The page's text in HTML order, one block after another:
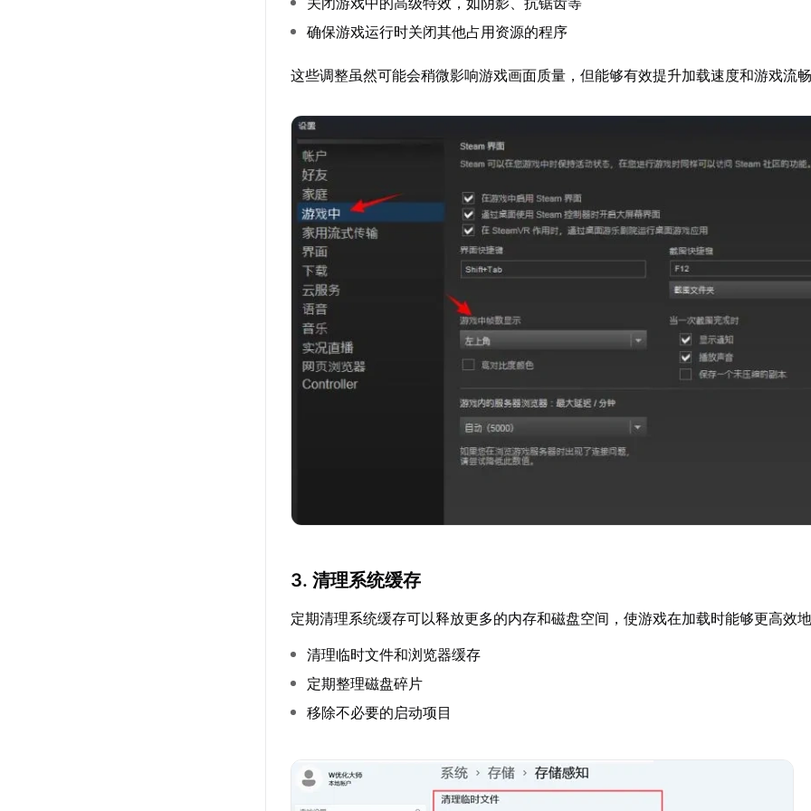
确保游戏运行时关闭其他占用资源的程序
这些调整虽然可能会稍微影响游戏画面质量，但能够有效提升加载速度和游戏流
3. 清理系统缓存
定期清理系统缓存可以释放更多的内存和磁盘空间，使游戏在加载时能够更高效
清理临时文件和浏览器缓存
定期整理磁盘碎片
移除不必要的启动项目